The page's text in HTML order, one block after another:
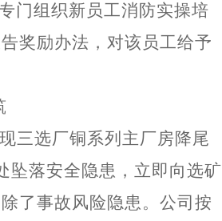
门组织新员工消防实操培
奖励办法，对该员工给予
三选厂铜系列主厂房降尾
坠落安全隐患 ，立即向选矿
了事故风险隐患。公司按